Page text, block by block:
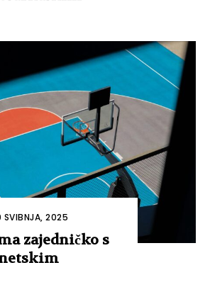
SVIBNJA, 2025
zajedničko s